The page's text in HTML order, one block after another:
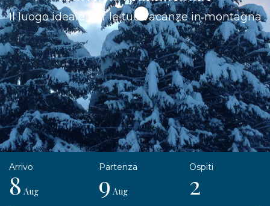
8 Aug 9 Aug 2